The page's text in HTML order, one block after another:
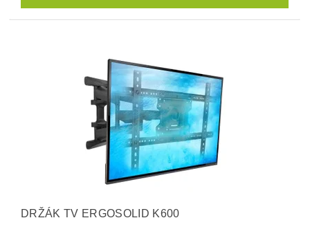
DRŽÁK TV ERGOSOLID K600